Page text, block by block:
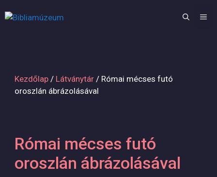
Kezdőlap / Látványtár / Római mécses futó
oroszlán ábrázolásával
Római mécses futó
oroszlán ábrázolásával